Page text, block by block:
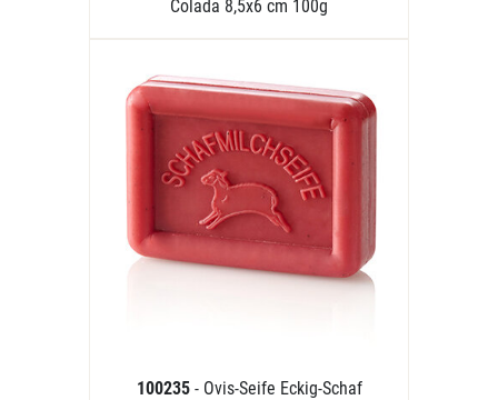
Colada 8,5x6 cm 100g
100235 - Ovis-Seife Eckig-Schaf